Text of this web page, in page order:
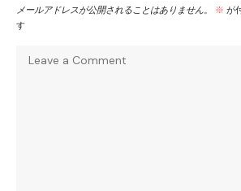
メールアドレスが公開されることはありません。 ※ が
す